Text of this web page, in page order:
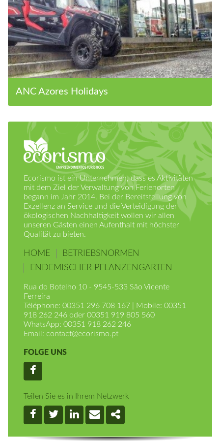
ANC Azores Holidays
Ecorismo ist ein Unternehmen, dass es Aktivitäten
mit dem Ziel der Verwaltung von Ferienorten
begann im Jahr 2014. Bei der Bereitstellung von
Exzellenz an Service und die Verteidigung der
ökologischen Nachhaltigkeit wollen wir allen
unseren Gästen einen Aufenthalt mit höchster
Qualität zu bieten.
HOME
BETRIEBSNORMEN
Rua do Botelho 10 - 9545-533 São Vicente
Ferreira
Téléphone: 00351 296 708 167 | Mobile: 00351
918 262 246 oder 00351 919 805 560
WhatsApp: 00351 918 262 246
Email:contact@ecorismo.pt
FOLGE UNS
Facebook
Teilen Sie es in Ihrem Netzwerk
Facebook
TwitterLinkedin
EmailShare